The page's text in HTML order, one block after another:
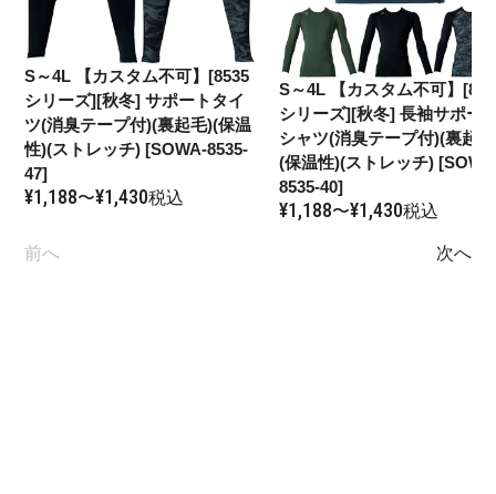
前へ
S～4L
【カスタム不可】[8535
シリーズ][秋冬] サポートタイ
ツ(消臭テープ付)(裏起毛)(保温
性)(ストレッチ) [SOWA-8535-
47]
¥1,188〜¥1,430税込
S～4L
【カスタム不可】
シリーズ][秋冬] 長袖サポー
シャツ(消臭テープ付)(裏起
(保温性)(ストレッチ)
8535-40]
¥1,188〜¥1,430税込
次へ